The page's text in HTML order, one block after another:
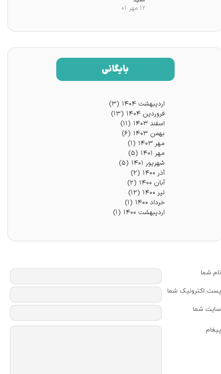
نام شما
پست اکترونیک شما
سایت شما
پیغام
۱۲ مهر ۰۱
بایگانی
اردیبهشت ۱۴۰۴
(۳)
فروردین ۱۴۰۴
(۱۳)
اسفند ۱۴۰۳
(۱۱)
بهمن ۱۴۰۳
(۶)
مهر ۱۴۰۳
(۱)
مهر ۱۴۰۱
(۵)
شهریور ۱۴۰۱
(۵)
آذر ۱۴۰۰
(۲)
آبان ۱۴۰۰
(۲)
تیر ۱۴۰۰
(۱۲)
خرداد ۱۴۰۰
(۱)
اردیبهشت ۱۴۰۰
(۱)